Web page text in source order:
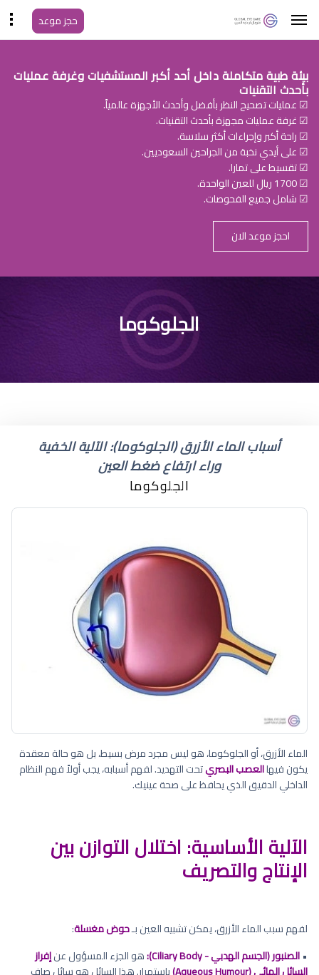
حجز موعد
بيئة طبية متكاملة داخل أحد أكبر المستشفيات وغرفة عمليات
بأحدث التقنيات
☑ عمليات تصحيح النظر بأفضل وأحدث الأجهزة عالمياً.
☑ غرفة عمليات مجهزة بأحدث التقنيات.
☑ راحة أكبر وإجراءات أكثر سلاسة.
☑ على أيدي نخبة من الجراحين السعوديين.
☑ تقسيط على تمارا.
☑ 1700 ريال للعين الواحدة.
☑ شامل جميع الفحوصات.
احجز موعد الان
أسماء قطرات ضغط العين
المرتفع
الجلوكوما
أسباب الماء الأزرق (الجلوكوما): الآلية الخفية
وراء ارتفاع ضغط العين
الجلوكوما
الماء الأزرق، أو الجلوكوما، هو ليس مجرد مرض بسيط، بل هو حالة معقدة
يكون فيهاالعصب البصريتحت التهديد. لفهم أسبابه، يجب أولاً فهم النظام
الداخلي الدقيق الذي يحافظ على صحة عينيك.
الآلية الأساسية: اختلال التوازن بين
الإنتاج والتصريف
لفهم سبب الماء الأزرق، يمكن تشبيه العين بـحوض مغسلة:
•الصنبور (الجسم الهدبي - Ciliary Body): هو الجزء المسؤول عنإفراز